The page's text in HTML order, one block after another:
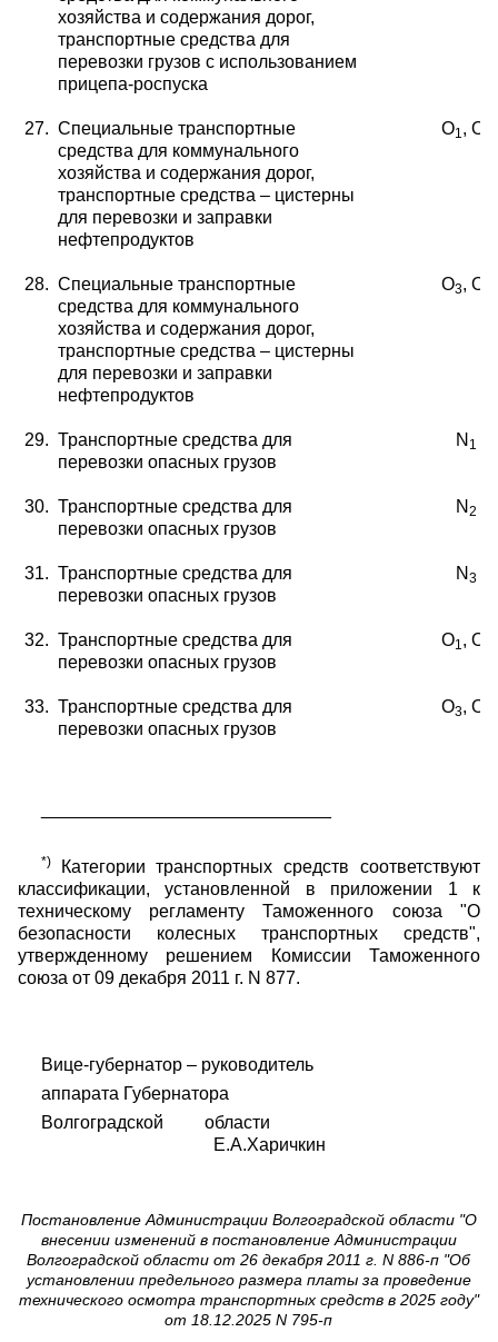
хозяйства и содержания дорог,
транспортные средства для
перевозки грузов с использованием
прицепа-роспуска
27. Специальные транспортные
средства для коммунального
хозяйства и содержания дорог,
транспортные средства – цистерны
для перевозки и заправки
нефтепродуктов
O1, O
28. Специальные транспортные
средства для коммунального
хозяйства и содержания дорог,
транспортные средства – цистерны
для перевозки и заправки
нефтепродуктов
O3, O
29. Транспортные средства для
перевозки опасных грузов
N 1
30. Транспортные средства для
перевозки опасных грузов
N 2
31. Транспортные средства для
перевозки опасных грузов
N 3
32. Транспортные средства для
перевозки опасных грузов
O1, O
33. Транспортные средства для
перевозки опасных грузов
O3, O
*)
Категории транспортных средств соответствуют
классификации, установленной в приложении 1 к
техническому регламенту Таможенного союза "О
безопасности колесных транспортных средств",
утвержденному решением Комиссии Таможенного
союза от 09 декабря 2011 г. N 877.
Вице-губернатор – руководитель
аппарата Губернатора
Волгоградской области
Е.А.Харичкин
Постановление Администрации Волгоградской области "О
внесении изменений в постановление Администрации
Волгоградской области от 26 декабря 2011 г. N 886-п "Об
установлении предельного размера платы за проведение
технического осмотра транспортных средств в 2025 году"
от 18.12.2025 N 795-п